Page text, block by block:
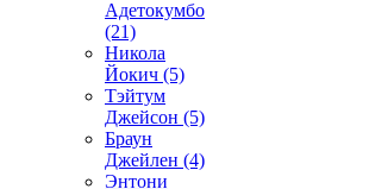
Адетокумбо
(21)
Никола
Йокич (5)
Тэйтум
Джейсон (5)
Браун
Джейлен (4)
Энтони